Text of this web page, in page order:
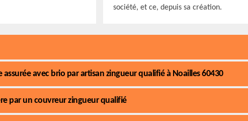
société, et ce, depuis sa création.
avec brio par artisan zingueur qualifié à Noailles 60430
par un couvreur zingueur qualifié